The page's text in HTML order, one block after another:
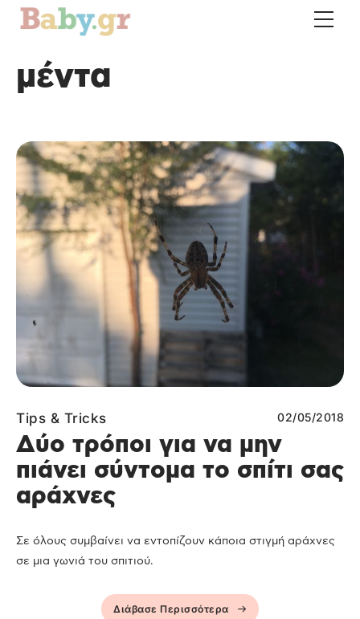
μέντα
Tips & Tricks 02/05/2018
Δύο τρόποι για να μην
πιάνει σύντομα το σπίτι σας
αράχνες
Σε όλους συμβαίνει να εντοπίζουν κάποια στιγμή αράχνες
σε μια γωνιά του σπιτιού.
Διάβασε Περισσότερα